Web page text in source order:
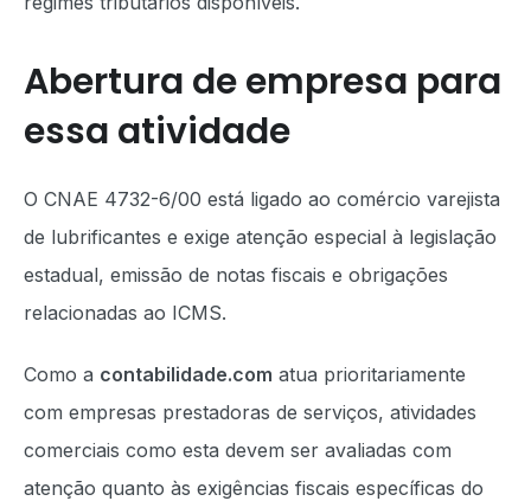
Abertura de empresa para
essa atividade
O CNAE 4732-6/00 está ligado ao comércio varejista
de lubrificantes e exige atenção especial à legislação
estadual, emissão de notas fiscais e obrigações
relacionadas ao ICMS.
Como a contabilidade.com atua prioritariamente
com empresas prestadoras de serviços, atividades
comerciais como esta devem ser avaliadas com
atenção quanto às exigências fiscais específicas do